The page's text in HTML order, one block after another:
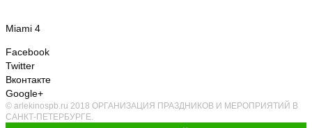
Miami 4
Facebook
Twitter
Вконтакте
Google+
© arlekinospb.ru 2018 ОРГАНИЗАЦИЯ ПРАЗДНИКОВ И МЕРОПРИЯТИЙ В
САНКТ-ПЕТЕРБУРГЕ.